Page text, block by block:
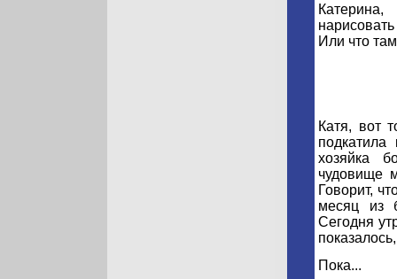
Или что
Катя, вот
хозяйка
чудовище
Говорит,
месяц из
Сегодня
Пока...